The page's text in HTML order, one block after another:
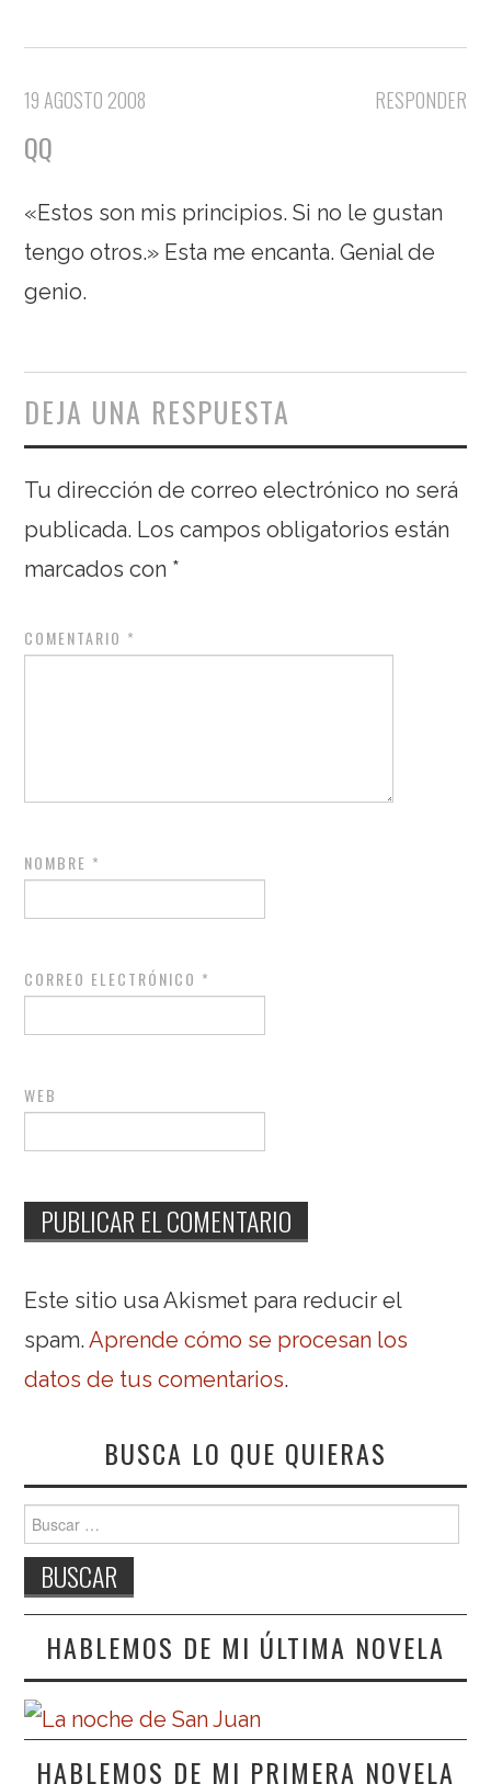
RESPONDER
19 AGOSTO 2008
QQ
«Estos son mis principios. Si no le gustan
tengo otros.» Esta me encanta. Genial de
genio.
DEJA UNA RESPUESTA
Tu dirección de correo electrónico no será
publicada. Los campos obligatorios están
marcados con *
COMENTARIO *
NOMBRE *
CORREO ELECTRÓNICO *
WEB
Este sitio usa Akismet para reducir el
spam.Aprende cómo se procesan los
datos de tus comentarios.
BUSCA LO QUE QUIERAS
Buscar:
HABLEMOS DE MI ÚLTIMA NOVELA
HABLEMOS DE MI PRIMERA NOVELA